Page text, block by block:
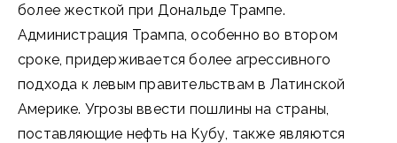
более жесткой при Дональде Трампе.
Администрация Трампа, особенно во втором
сроке, придерживается более агрессивного
подхода к левым правительствам в Латинской
Америке. Угрозы ввести пошлины на страны,
поставляющие нефть на Кубу, также являются